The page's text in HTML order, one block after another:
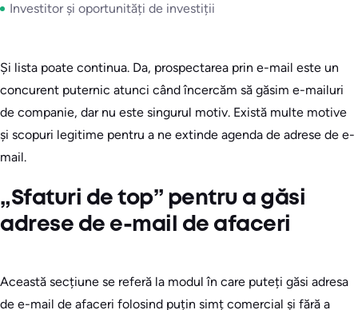
Investitor și oportunități de investiții
Și lista poate continua. Da, prospectarea prin e-mail este un
concurent puternic atunci când încercăm să găsim e-mailuri
de companie, dar nu este singurul motiv. Există multe motive
și scopuri legitime pentru a ne extinde agenda de adrese de e-
mail.
„Sfaturi de top” pentru a găsi
adrese de e-mail de afaceri
Această secțiune se referă la modul în care puteți găsi adresa
de e-mail de afaceri folosind puțin simț comercial și fără a